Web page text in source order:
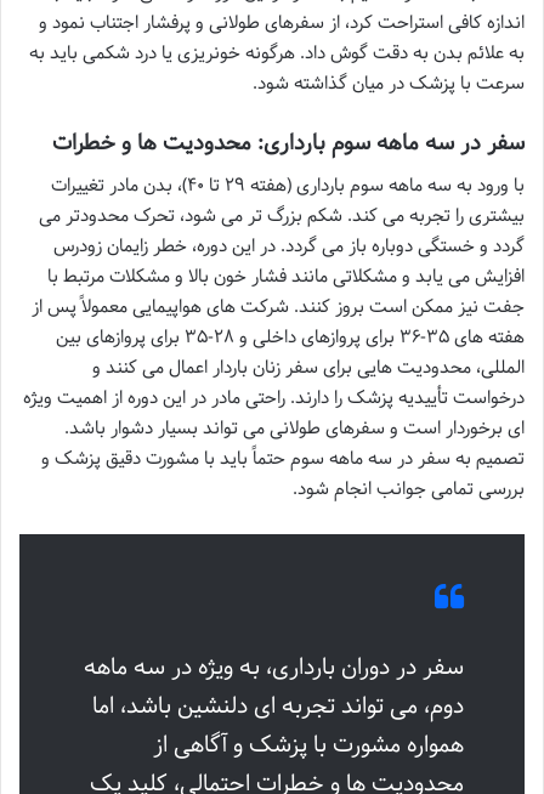
اندازه کافی استراحت کرد، از سفرهای طولانی و پرفشار اجتناب نمود و
به علائم بدن به دقت گوش داد. هرگونه خونریزی یا درد شکمی باید به
سرعت با پزشک در میان گذاشته شود.
سفر در سه ماهه سوم بارداری: محدودیت ها و خطرات
با ورود به سه ماهه سوم بارداری (هفته ۲۹ تا ۴۰)، بدن مادر تغییرات
بیشتری را تجربه می کند. شکم بزرگ تر می شود، تحرک محدودتر می
گردد و خستگی دوباره باز می گردد. در این دوره، خطر زایمان زودرس
افزایش می یابد و مشکلاتی مانند فشار خون بالا و مشکلات مرتبط با
جفت نیز ممکن است بروز کنند. شرکت های هواپیمایی معمولاً پس از
هفته های ۳۵-۳۶ برای پروازهای داخلی و ۲۸-۳۵ برای پروازهای بین
المللی، محدودیت هایی برای سفر زنان باردار اعمال می کنند و
درخواست تأییدیه پزشک را دارند. راحتی مادر در این دوره از اهمیت ویژه
ای برخوردار است و سفرهای طولانی می تواند بسیار دشوار باشد.
تصمیم به سفر در سه ماهه سوم حتماً باید با مشورت دقیق پزشک و
بررسی تمامی جوانب انجام شود.
سفر در دوران بارداری، به ویژه در سه ماهه
دوم، می تواند تجربه ای دلنشین باشد، اما
همواره مشورت با پزشک و آگاهی از
محدودیت ها و خطرات احتمالی، کلید یک